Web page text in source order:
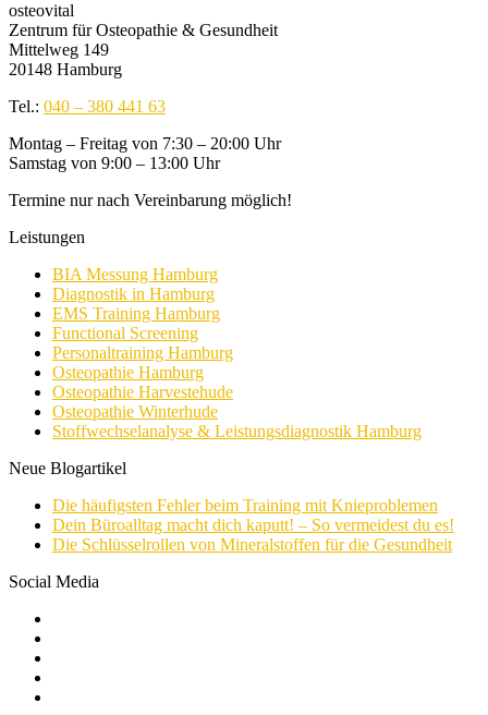
osteovital
Zentrum für Osteopathie & Gesundheit
Mittelweg 149
20148 Hamburg
Tel.: 040 – 380 441 63
Montag – Freitag von 7:30 – 20:00 Uhr
Samstag von 9:00 – 13:00 Uhr
Termine nur nach Vereinbarung möglich!
Leistungen
BIA Messung Hamburg
Diagnostik in Hamburg
EMS Training Hamburg
Functional Screening
Personaltraining Hamburg
Osteopathie Hamburg
Osteopathie Harvestehude
Osteopathie Winterhude
Stoffwechselanalyse & Leistungsdiagnostik Hamburg
Neue Blogartikel
Die häufigsten Fehler beim Training mit Knieproblemen
Dein Büroalltag macht dich kaputt! – So vermeidest du es!
Die Schlüsselrollen von Mineralstoffen für die Gesundheit
Social Media